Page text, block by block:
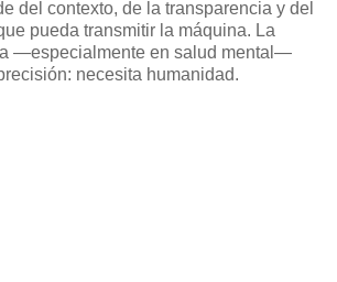
del contexto, de la transparencia y del
pueda transmitir la máquina. La
—especialmente en salud mental—
necesita humanidad.